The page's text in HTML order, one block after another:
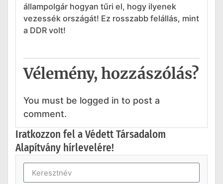
állampolgár hogyan tűri el, hogy ilyenek
vezessék országát! Ez rosszabb felállás, mint
a DDR volt!
Vélemény, hozzászólás?
You must be logged in to post a
comment.
Iratkozzon fel a Védett Társadalom
Alapítvány hírlevelére!